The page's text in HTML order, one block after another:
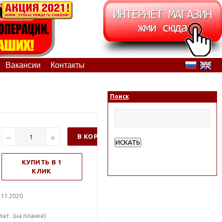
Вакансии Контакты
В КОРЗИНУ
КУПИТЬ В 1
КЛИК
(на планке)
Поиск
ИСКАТЬ